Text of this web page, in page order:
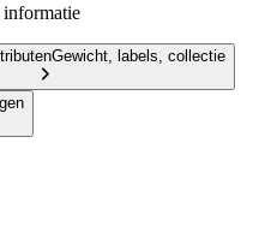
Gewicht, labels, collectie